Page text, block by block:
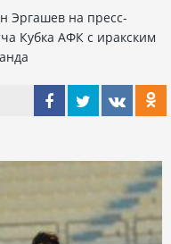
Эргашев на пресс-
Кубка АФК с иракским